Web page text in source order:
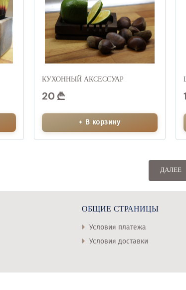
КУХОННЫЙ АКСЕССУАР
20
+ В корзину
ДАЛЕЕ
ОБЩИЕ СТРАНИЦЫ
Условия платежа
Условия доставки